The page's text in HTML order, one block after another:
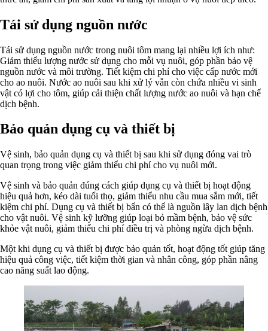
Tái sử dụng nguồn nước
Tái sử dụng nguồn nước trong nuôi tôm mang lại nhiều lợi ích như:
Giảm thiểu lượng nước sử dụng cho mỗi vụ nuôi, góp phần bảo vệ
nguồn nước và môi trường. Tiết kiệm chi phí cho việc cấp nước mới
cho ao nuôi. Nước ao nuôi sau khi xử lý vẫn còn chứa nhiều vi sinh
vật có lợi cho tôm, giúp cải thiện chất lượng nước ao nuôi và hạn chế
dịch bệnh.
Bảo quản dụng cụ và thiết bị
Vệ sinh, bảo quản dụng cụ và thiết bị sau khi sử dụng đóng vai trò
quan trọng trong việc giảm thiểu chi phí cho vụ nuôi mới.
Vệ sinh và bảo quản đúng cách giúp dụng cụ và thiết bị hoạt động
hiệu quả hơn, kéo dài tuổi thọ, giảm thiểu nhu cầu mua sắm mới, tiết
kiệm chi phí. Dụng cụ và thiết bị bẩn có thể là nguồn lây lan dịch bệnh
cho vật nuôi. Vệ sinh kỹ lưỡng giúp loại bỏ mầm bệnh, bảo vệ sức
khỏe vật nuôi, giảm thiểu chi phí điều trị và phòng ngừa dịch bệnh.
Một khi dụng cụ và thiết bị được bảo quản tốt, hoạt động tốt giúp tăng
hiệu quả công việc, tiết kiệm thời gian và nhân công, góp phần nâng
cao năng suất lao động.